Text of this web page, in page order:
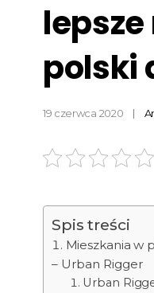
lepsze
polski
19 czerwca 2020
Spis treści
Mieszkania w
– Urban Rigger
Urban